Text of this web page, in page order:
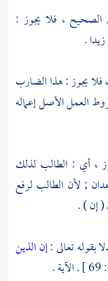
، فلا يجوز :
.
فلا يجوز : هذا الضارب
العمل الأصل إعماله
، أي : الطالب لذلك
; لأن الطالب لرفع
( إن ) .
بقوله تعالى :إن الذين
.